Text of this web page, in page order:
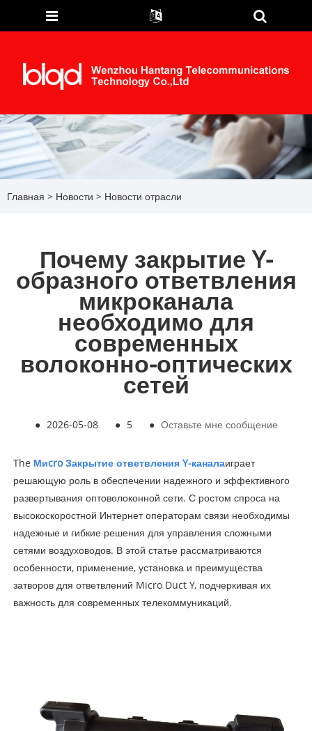
Главная > Новости > Новости отрасли
Почему закрытие Y-
образного ответвления
микроканала
необходимо для
современных
волоконно-оптических
сетей
● 2026-05-08 ● 5 ● Оставьте мне сообщение
The Миcro Закрытие ответвления Y-каналаиграет
решающую роль в обеспечении надежного и эффективного
развертывания оптоволоконной сети. С ростом спроса на
высокоскоростной Интернет операторам связи необходимы
надежные и гибкие решения для управления сложными
сетями воздуховодов. В этой статье рассматриваются
особенности, применение, установка и преимущества
затворов для ответвлений Micro Duct Y, подчеркивая их
важность для современных телекоммуникаций.